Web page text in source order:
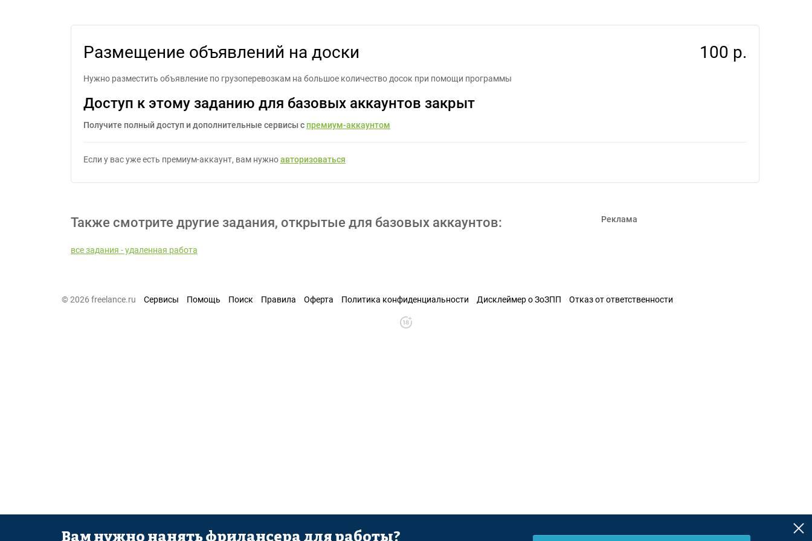
Размещение объявлений на доски 100 р.
Нужно разместить объявление по грузоперевозкам на большое количество досок при помощи программы
Доступ к этому заданию для базовых аккаунтов закрыт
Получите полный доступ и дополнительные сервисы с премиум-аккаунтом
Если у вас уже есть премиум-аккаунт, вам нужноавторизоваться
Также смотрите другие задания, открытые для базовых аккаунтов:
все задания - удаленная работа
Реклама
© 2026 freelance.ru Сервисы Помощь Поиск Правила Оферта Политика конфиденциальности Дисклеймер о ЗоЗПП Отказ от ответственности
Вам нужно нанять фрилансера для работы?